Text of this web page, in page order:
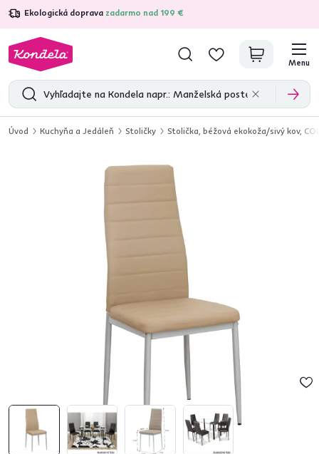
Ekologická doprava zadarmo nad 199 €
4,7 31 333overených produktových recenzií
Menu
Úvod Kuchyňa a Jedáleň Stoličky Stolička, béžová ekokoža/sivý kov,